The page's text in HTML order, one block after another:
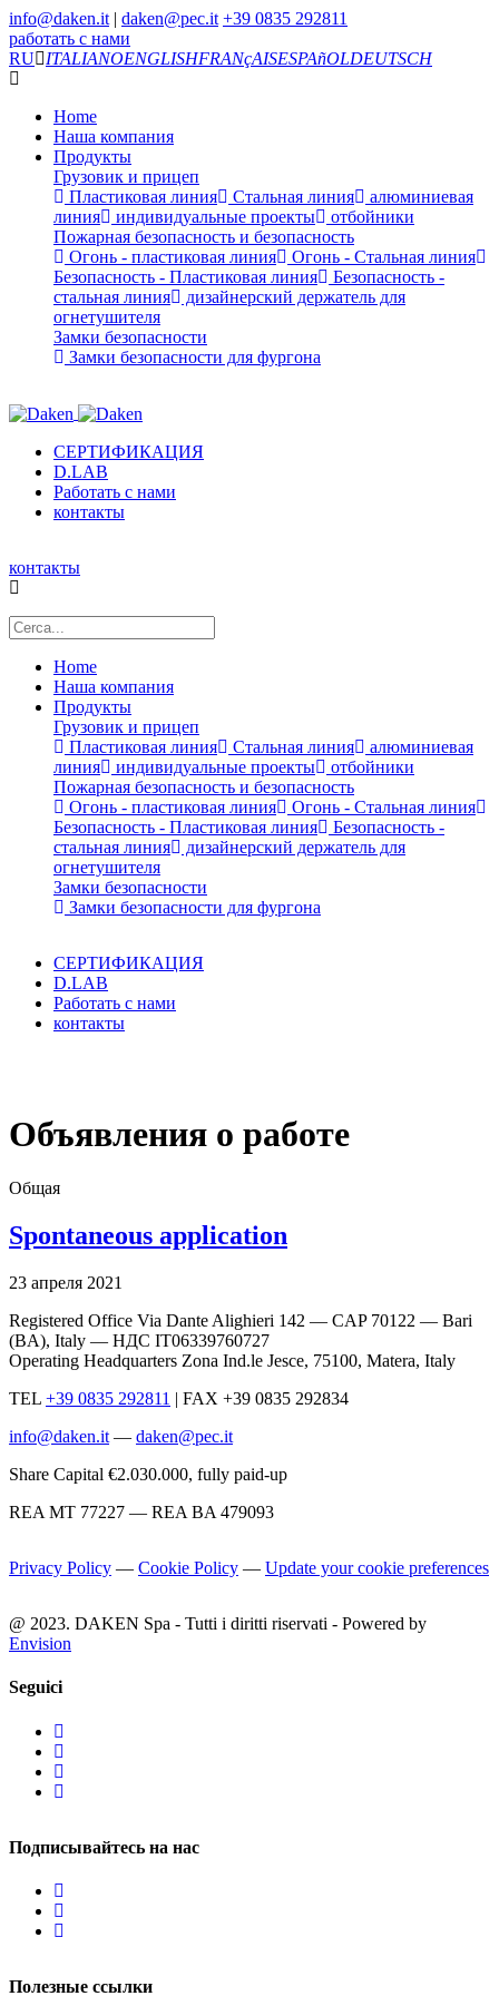
info@daken.it | daken@pec.it +39 0835 292811
работать с нами
RU
ITALIANOENGLISHFRANçAISESPAñOLDEUTSCH
Home
Наша компания
Продукты
Грузовик и прицеп
Пластиковая линия
Стальная линия
алюминиевая
линия
индивидуальные проекты
отбойники
Пожарная безопасность и безопасность
Огонь - пластиковая линия
Огонь - Стальная линия
Безопасность - Пластиковая линия
Безопасность -
стальная линия
дизайнерский держатель для
огнетушителя
Замки безопасности
Замки безопасности для фургона
СЕРТИФИКАЦИЯ
D.LAB
Работать с нами
контакты
контакты
Home
Наша компания
Продукты
Грузовик и прицеп
Пластиковая линия
Стальная линия
алюминиевая
линия
индивидуальные проекты
отбойники
Пожарная безопасность и безопасность
Огонь - пластиковая линия
Огонь - Стальная линия
Безопасность - Пластиковая линия
Безопасность -
стальная линия
дизайнерский держатель для
огнетушителя
Замки безопасности
Замки безопасности для фургона
СЕРТИФИКАЦИЯ
D.LAB
Работать с нами
контакты
Объявления о работе
Общая
Spontaneous application
23 апреля 2021
Registered Office Via Dante Alighieri 142 — CAP 70122 — Bari
(BA), Italy — НДС IT06339760727
Operating Headquarters Zona Ind.le Jesce, 75100, Matera, Italy
TEL +39 0835 292811 | FAX +39 0835 292834
info@daken.it — daken@pec.it
Share Capital €2.030.000, fully paid-up
REA MT 77227 — REA BA 479093
Privacy Policy — Cookie Policy — Update your cookie preferences
@ 2023. DAKEN Spa - Tutti i diritti riservati - Powered by
Envision
Seguici
Подписывайтесь на нас
Полезные ссылки